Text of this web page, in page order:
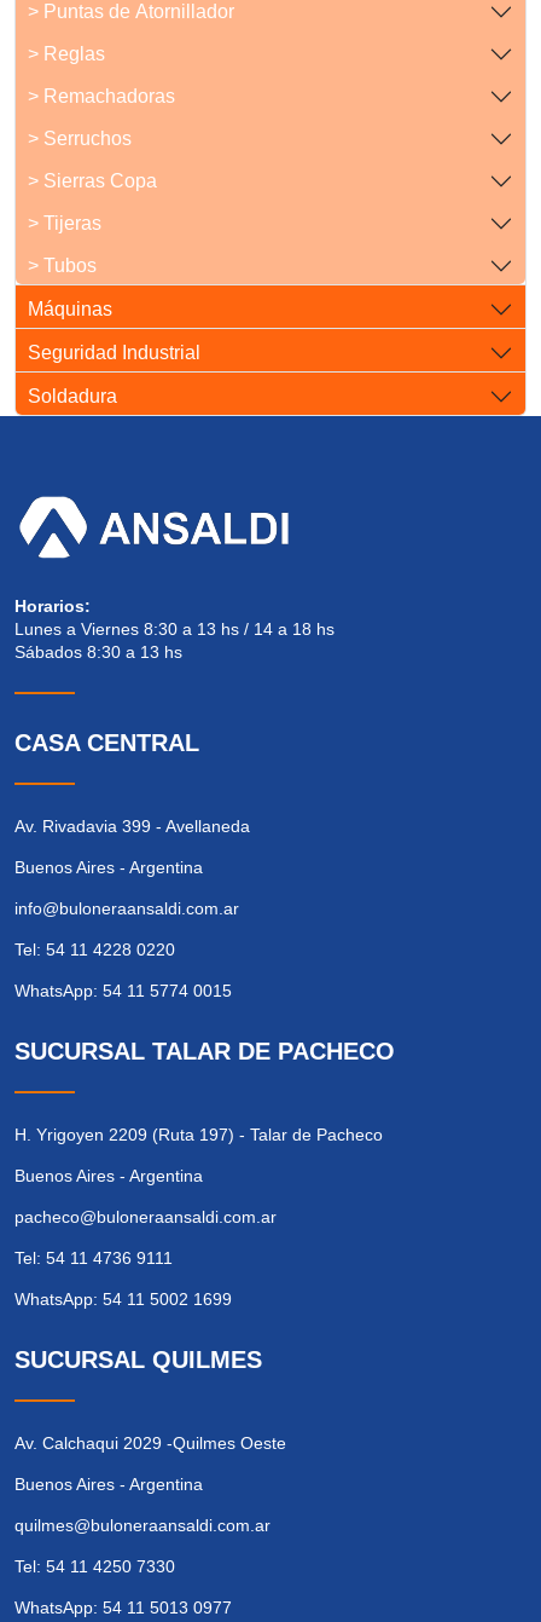
> Puntas de Atornillador
> Reglas
> Remachadoras
> Serruchos
> Sierras Copa
> Tijeras
> Tubos
Máquinas
Seguridad Industrial
Soldadura
Horarios:
Lunes a Viernes 8:30 a 13 hs / 14 a 18 hs
Sábados 8:30 a 13 hs
CASA CENTRAL
Av. Rivadavia 399 - Avellaneda
Buenos Aires - Argentina
info@buloneraansaldi.com.ar
Tel: 54 11 4228 0220
WhatsApp: 54 11 5774 0015
SUCURSAL TALAR DE PACHECO
H. Yrigoyen 2209 (Ruta 197) - Talar de Pacheco
Buenos Aires - Argentina
pacheco@buloneraansaldi.com.ar
Tel: 54 11 4736 9111
WhatsApp: 54 11 5002 1699
SUCURSAL QUILMES
Av. Calchaqui 2029 -Quilmes Oeste
Buenos Aires - Argentina
quilmes@buloneraansaldi.com.ar
Tel: 54 11 4250 7330
WhatsApp: 54 11 5013 0977